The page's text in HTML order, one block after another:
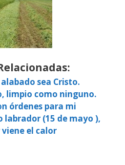
sea Cristo.
limpio como ninguno.
órdenes para mi
labrador (15 de mayo ),
el calor